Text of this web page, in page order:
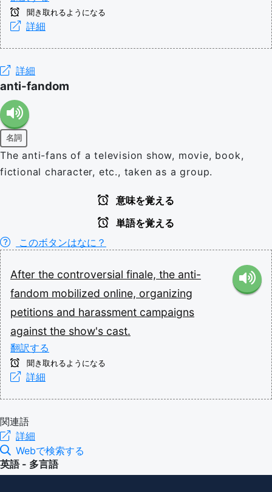
聞き取れるようになる
詳細
詳細
anti-fandom
名詞
The anti-fans of a television show, movie, book,
fictional character, etc., taken as a group.
意味を覚える
単語を覚える
このボタンはなに？
After the controversial finale, the anti-
fandom mobilized online, organizing
petitions and harassment campaigns
against the show's cast.
翻訳する
聞き取れるようになる
詳細
関連語
詳細
Webで検索する
英語 - 多言語